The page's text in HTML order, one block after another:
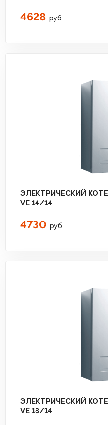
4628 руб
ЭЛЕКТРИЧЕСКИЙ
VE 14/14
4730 руб
ЭЛЕКТРИЧЕСКИЙ
VE 18/14